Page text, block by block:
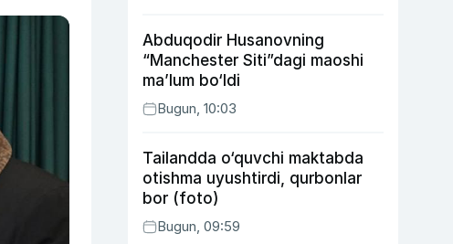
Abduqodir Husanovning
“Manchester Siti”dagi maoshi
ma’lum bo‘ldi
Bugun, 10:03
Tailandda o‘quvchi maktabda
otishma uyushtirdi, qurbonlar
bor (foto)
Bugun, 09:59